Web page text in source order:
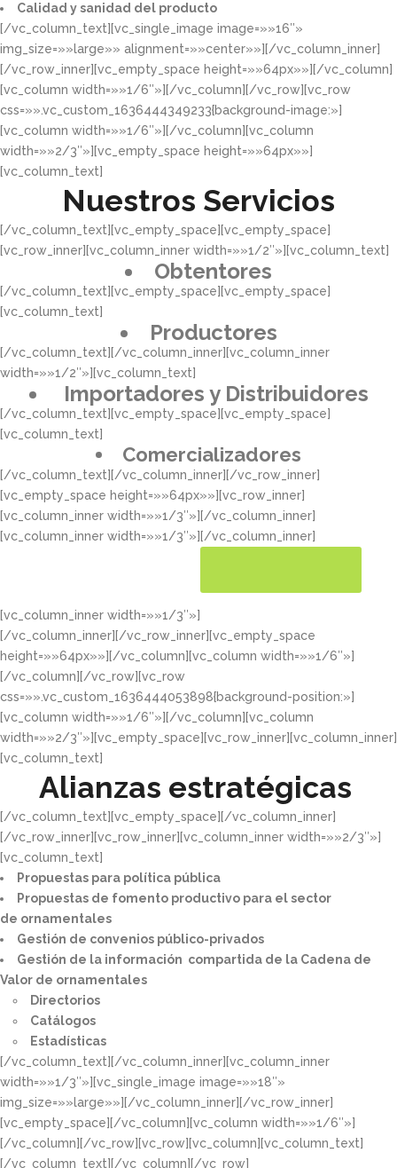
Calidad y sanidad del producto​
[/vc_column_text][vc_single_image image=»»16″»
img_size=»»large»» alignment=»»center»»][/vc_column_inner]
[/vc_row_inner][vc_empty_space height=»»64px»»][/vc_column]
[vc_column width=»»1/6″»][/vc_column][/vc_row][vc_row
css=»».vc_custom_1636444349233{background-image:»]
[vc_column width=»»1/6″»][/vc_column][vc_column
width=»»2/3″»][vc_empty_space height=»»64px»»]
[vc_column_text]
Nuestros Servicios
[/vc_column_text][vc_empty_space][vc_empty_space]
[vc_row_inner][vc_column_inner width=»»1/2″»][vc_column_text]
Obtentores
[/vc_column_text][vc_empty_space][vc_empty_space]
[vc_column_text]
Productores
[/vc_column_text][/vc_column_inner][vc_column_inner
width=»»1/2″»][vc_column_text]
Importadores y Distribuidores
[/vc_column_text][vc_empty_space][vc_empty_space]
[vc_column_text]
Comercializadores
[/vc_column_text][/vc_column_inner][/vc_row_inner]
[vc_empty_space height=»»64px»»][vc_row_inner]
[vc_column_inner width=»»1/3″»][/vc_column_inner]
[vc_column_inner width=»»1/3″»][/vc_column_inner]
[vc_column_inner width=»»1/3″»]
[/vc_column_inner][/vc_row_inner][vc_empty_space
height=»»64px»»][/vc_column][vc_column width=»»1/6″»]
[/vc_column][/vc_row][vc_row
css=»».vc_custom_1636444053898{background-position:»]
[vc_column width=»»1/6″»][/vc_column][vc_column
width=»»2/3″»][vc_empty_space][vc_row_inner][vc_column_inner]
[vc_column_text]
Alianzas estratégicas
[/vc_column_text][vc_empty_space][/vc_column_inner]
[/vc_row_inner][vc_row_inner][vc_column_inner width=»»2/3″»]
[vc_column_text]
Propuestas para política pública​
Propuestas de fomento productivo para el sector
de ornamentales​
Gestión de convenios público-privados​
Gestión de la información compartida de la Cadena de
Valor de ornamentales​
Directorios​
Catálogos​
Estadísticas
[/vc_column_text][/vc_column_inner][vc_column_inner
width=»»1/3″»][vc_single_image image=»»18″»
img_size=»»large»»][/vc_column_inner][/vc_row_inner]
[vc_empty_space][/vc_column][vc_column width=»»1/6″»]
[/vc_column][/vc_row][vc_row][vc_column][vc_column_text]
[/vc_column_text][/vc_column][/vc_row]